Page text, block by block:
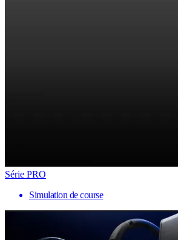
Série PRO
Simulation de course